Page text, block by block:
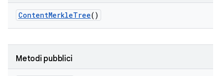
ContentMerkleTree()
Metodi pubblici